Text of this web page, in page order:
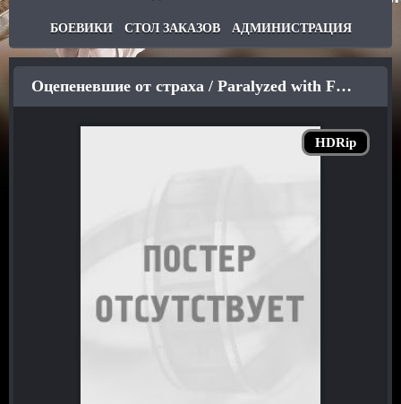
БОЕВИКИ СТОЛ ЗАКАЗОВ АДМИНИСТРАЦИЯ
HDRip
Оцепеневшие от страха / Paralyzed with Fear (2019)